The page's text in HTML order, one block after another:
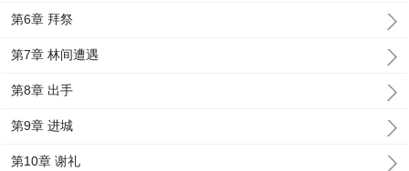
第6章 拜祭
第7章 林间遭遇
第8章 出手
第9章 进城
第10章 谢礼